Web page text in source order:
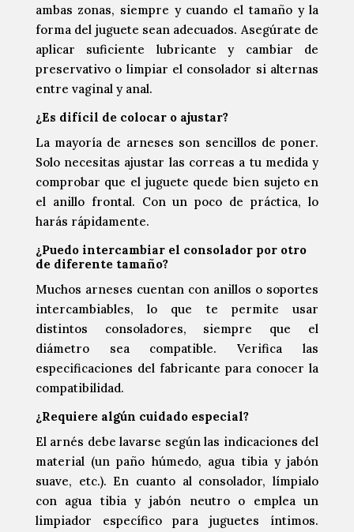
ambas zonas, siempre y cuando el tamaño y la
forma del juguete sean adecuados. Asegúrate de
aplicar suficiente lubricante y cambiar de
preservativo o limpiar el consolador si alternas
entre vaginal y anal.
¿Es difícil de colocar o ajustar?
La mayoría de arneses son sencillos de poner.
Solo necesitas ajustar las correas a tu medida y
comprobar que el juguete quede bien sujeto en
el anillo frontal. Con un poco de práctica, lo
harás rápidamente.
¿Puedo intercambiar el consolador por otro
de diferente tamaño?
Muchos arneses cuentan con anillos o soportes
intercambiables, lo que te permite usar
distintos consoladores, siempre que el
diámetro sea compatible. Verifica las
especificaciones del fabricante para conocer la
compatibilidad.
¿Requiere algún cuidado especial?
El arnés debe lavarse según las indicaciones del
material (un paño húmedo, agua tibia y jabón
suave, etc.). En cuanto al consolador, límpialo
con agua tibia y jabón neutro o emplea un
limpiador específico para juguetes íntimos.